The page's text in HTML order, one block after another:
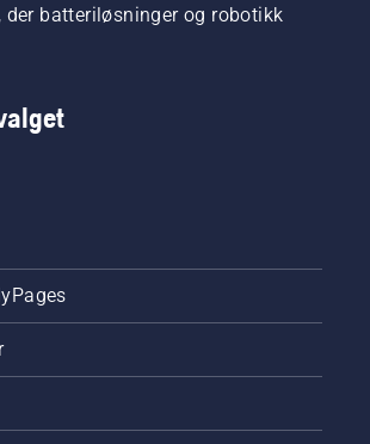
der batteriløsninger og robotikk